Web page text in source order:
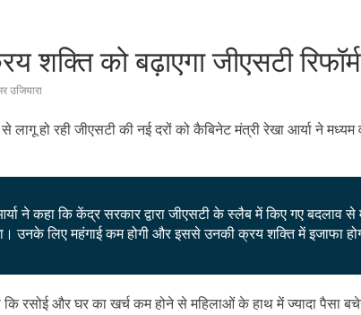
शक्ति को बढ़ाएगा जीएसटी
उजियारा
लागू हो रही जीएसटी की नई दरों को कैबिनेट मंत्री रेखा आर्या ने मध्यम
ने कहा कि केंद्र सरकार द्वारा जीएसटी के स्लैब में किए गए बदलाव
उनके लिए महंगाई कम होगी और इससे उनकी क्रय शक्ति में इजाफा
कि रसोई और घर का खर्च कम होने से महिलाओं के हाथ में ज्यादा पैसा